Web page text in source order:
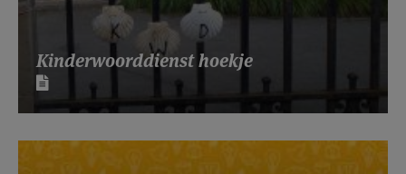
Kinderwoorddienst hoekje